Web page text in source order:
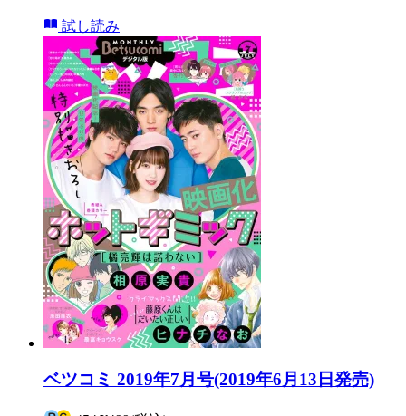
試し読み
ベツコミ 2019年7月号(2019年6月13日発売)